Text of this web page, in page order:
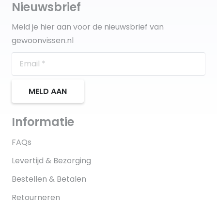
Nieuwsbrief
Meld je hier aan voor de nieuwsbrief van
gewoonvissen.nl
MELD AAN
Informatie
FAQs
Levertijd & Bezorging
Bestellen & Betalen
Retourneren